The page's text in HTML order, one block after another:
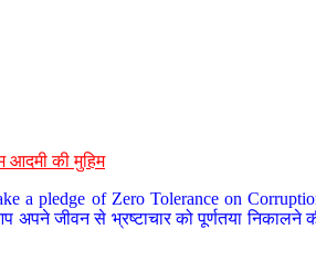
आदमी की मुहिम
a pledge of Zero Tolerance on
जीवन से भ्रष्टाचार को पूर्णतया